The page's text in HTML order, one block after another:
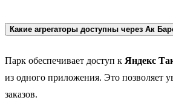
Какие агрегаторы доступны через Ак
Парк обеспечивает доступ к Яндекс
из одного приложения. Это позволяет
заказов.